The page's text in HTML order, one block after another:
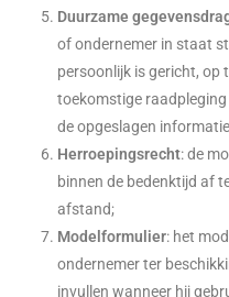
Duurzame
of ondernemer in staat
persoonlijk is gericht, op
toekomstige
de opgeslagen
Herroepingsrecht: de
binnen de bedenktijd af
afstand;
Modelformulier: het
ondernemer ter
invullen wanneer hij